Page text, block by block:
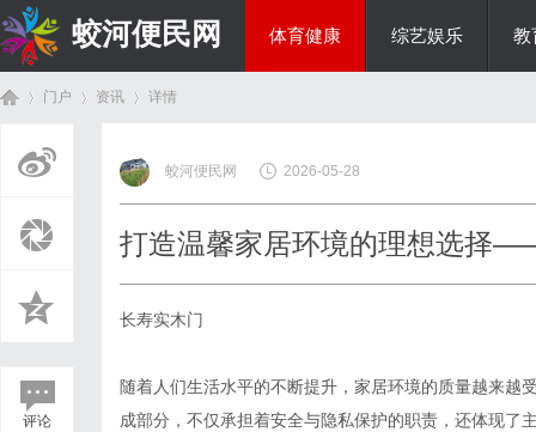
蛟河便民网 体育健康 综艺娱乐 教
门户 资讯
›
详情
评论
蛟河便民网 2026-05-28
打造温馨家居环境的理想选择
长寿实木门
随着人们生活水平的不断提升，家居环境的质量越来越
成部分，不仅承担着安全与隐私保护的职责，还体现了